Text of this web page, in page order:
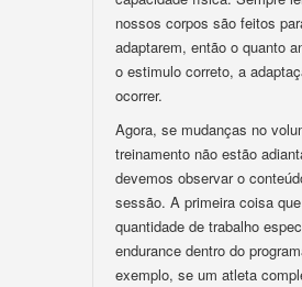
nossos corpos são feitos
adaptarem, então o quanto
o estimulo correto, a
ocorrer.
Agora, se mudanças no
treinamento não estão
devemos observar o
sessão. A primeira coisa
quantidade de trabalho
endurance dentro do
exemplo, se um atleta